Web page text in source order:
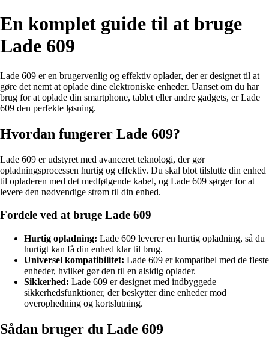
En komplet guide til at bruge
Lade 609
Lade 609 er en brugervenlig og effektiv oplader, der er designet til at
gøre det nemt at oplade dine elektroniske enheder. Uanset om du har
brug for at oplade din smartphone, tablet eller andre gadgets, er Lade
609 den perfekte løsning.
Hvordan fungerer Lade 609?
Lade 609 er udstyret med avanceret teknologi, der gør
opladningsprocessen hurtig og effektiv. Du skal blot tilslutte din enhed
til opladeren med det medfølgende kabel, og Lade 609 sørger for at
levere den nødvendige strøm til din enhed.
Fordele ved at bruge Lade 609
Hurtig opladning: Lade 609 leverer en hurtig opladning, så du
hurtigt kan få din enhed klar til brug.
Universel kompatibilitet: Lade 609 er kompatibel med de fleste
enheder, hvilket gør den til en alsidig oplader.
Sikkerhed: Lade 609 er designet med indbyggede
sikkerhedsfunktioner, der beskytter dine enheder mod
overophedning og kortslutning.
Sådan bruger du Lade 609